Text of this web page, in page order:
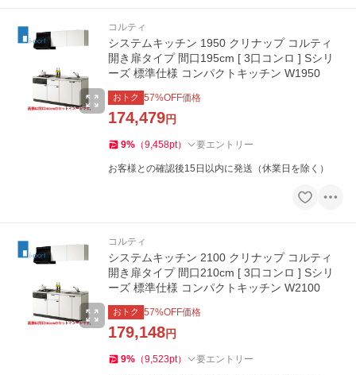
コルティ
システムキッチン 1950 クリナップ コルティ
開き扉タイプ 間口195cm [ 3口コンロ ] Sシリ
ーズ 標準仕様 コンパクトキッチン W1950
おトク 57%OFF価格
174,479円
9% （9,458pt） 要エントリー
お客様との確認後15日以内に発送（休業日を除く）
コルティ
システムキッチン 2100 クリナップ コルティ
開き扉タイプ 間口210cm [ 3口コンロ ] Sシリ
ーズ 標準仕様 コンパクトキッチン W2100
おトク 57%OFF価格
179,148円
9% （9,523pt） 要エントリー